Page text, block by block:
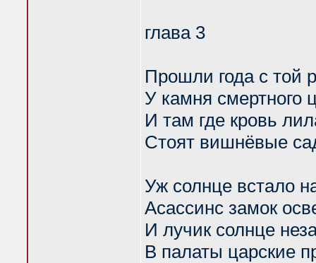
глава 3
Прошли года с той
У камня смертного
И там где кровь
Стоят вишнёвые
Уж солнце встало
Асассинс замок
И лучик солнце
В палаты царские